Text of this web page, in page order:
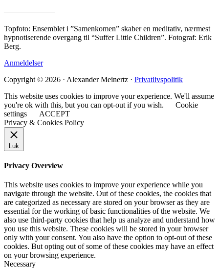
——————–
Topfoto: Ensemblet i ”Samenkomen” skaber en meditativ, nærmest
hypnotiserende overgang til “Suffer Little Children”. Fotograf: Erik
Berg.
Anmeldelser
Copyright © 2026 · Alexander Meinertz · Privatlivspolitik
This website uses cookies to improve your experience. We'll assume
you're ok with this, but you can opt-out if you wish.
Cookie
settings
ACCEPT
Privacy & Cookies Policy
Luk
Privacy Overview
This website uses cookies to improve your experience while you
navigate through the website. Out of these cookies, the cookies that
are categorized as necessary are stored on your browser as they are
essential for the working of basic functionalities of the website. We
also use third-party cookies that help us analyze and understand how
you use this website. These cookies will be stored in your browser
only with your consent. You also have the option to opt-out of these
cookies. But opting out of some of these cookies may have an effect
on your browsing experience.
Necessary